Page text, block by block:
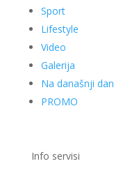
Sport
Lifestyle
Video
Galerija
Na današnji dan
PROMO
Info servisi